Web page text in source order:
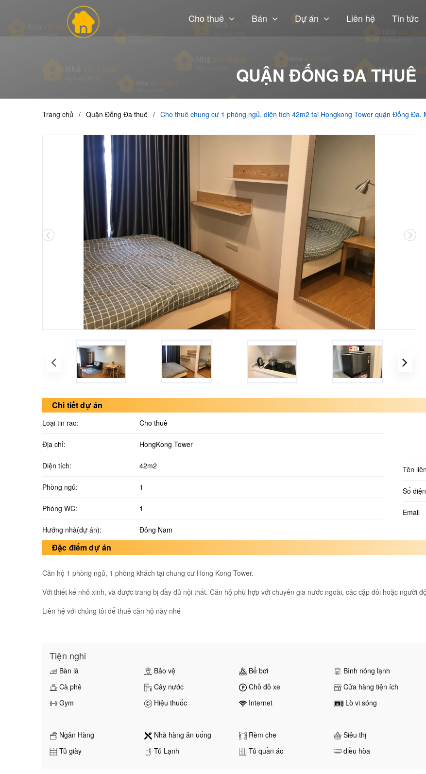
Cho thuê Bán Dự án Liên hệ Tin tức
QUẬN ĐỐNG ĐA THUÊ
Trang chủ / Quận Đống Đa thuê / Cho thuê chung cư 1 phòng ngủ, diện tích 42m2 tại Hongkong Tower quận Đống Đa.
Chi tiết dự án
Loại tin rao: Cho thuê
Địa chỉ: HongKong Tower
Diện tích: 42m2
Phòng ngủ: 1
Phòng WC: 1
Hướng nhà(dự án): Đông Nam
Tên
Số
Email
Đặc điểm dự án
Căn hộ 1 phòng ngủ, 1 phòng khách tại chung cư Hong Kong Tower.
Với thiết kế nhỏ xinh, và được trang bị đầy đủ nội thất. Căn hộ phù hợp với chuyên gia nước ngoài, các cặp đôi hoặc người
Liên hệ với chúng tôi để thuê căn hộ này nhé
Tiện nghi
Bàn là Bảo vệ Bể bơi Bình nóng lạnh
Cà phê
Cây nước Chỗ đỗ xe Cửa hàng tiện ích
Gym
Hiệu thuốc Internet Lò vi sóng
Ngân Hàng
Nhà hàng ăn uống Rèm che Siêu thị
Tủ giày
Tủ Lạnh Tủ quần áo điều hòa